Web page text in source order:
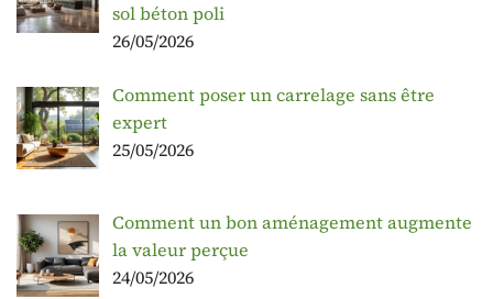
sol béton poli
26/05/2026
Comment poser un carrelage sans être
expert
25/05/2026
Comment un bon aménagement augmente
la valeur perçue
24/05/2026